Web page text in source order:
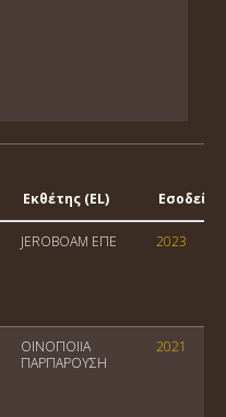
Εκθέτης (EL) Εσοδεία
JEROBOAM EΠΕ 2023
ΟΙΝΟΠΟΙΙΑ
ΠΑΡΠΑΡΟΥΣΗ
2021